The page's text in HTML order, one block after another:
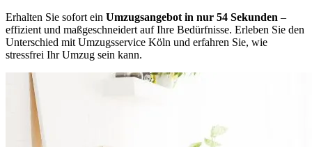
Erhalten Sie sofort ein Umzugsangebot in nur 54 Sekunden –
effizient und maßgeschneidert auf Ihre Bedürfnisse. Erleben Sie den
Unterschied mit Umzugsservice Köln und erfahren Sie, wie
stressfrei Ihr Umzug sein kann.